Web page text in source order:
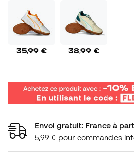
35,99 € 38,99 €
Envoi gratuit: France à
5,99 € pour commandes